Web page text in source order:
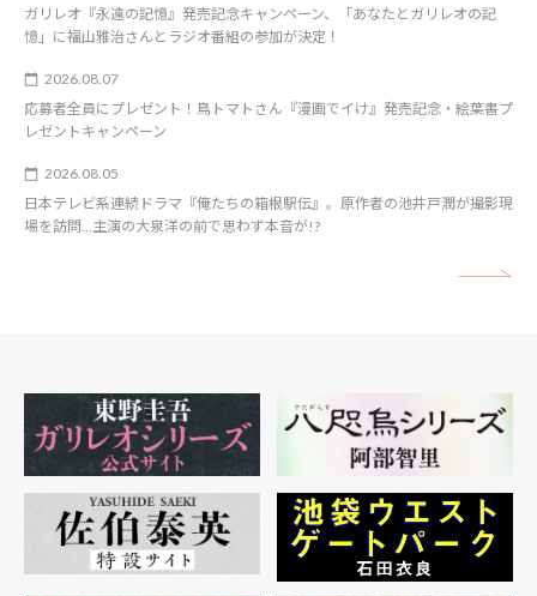
ガリレオ『永遠の記憶』発売記念キャンペーン、「あなたとガリレオの記
憶」に福山雅治さんとラジオ番組の参加が決定！
2026.08.07
応募者全員にプレゼント！鳥トマトさん『漫画でイけ』発売記念・絵葉書プ
レゼントキャンペーン
2026.08.05
日本テレビ系連続ドラマ『俺たちの箱根駅伝』。原作者の池井戸潤が撮影現
場を訪問…主演の大泉洋の前で思わず本音が!?